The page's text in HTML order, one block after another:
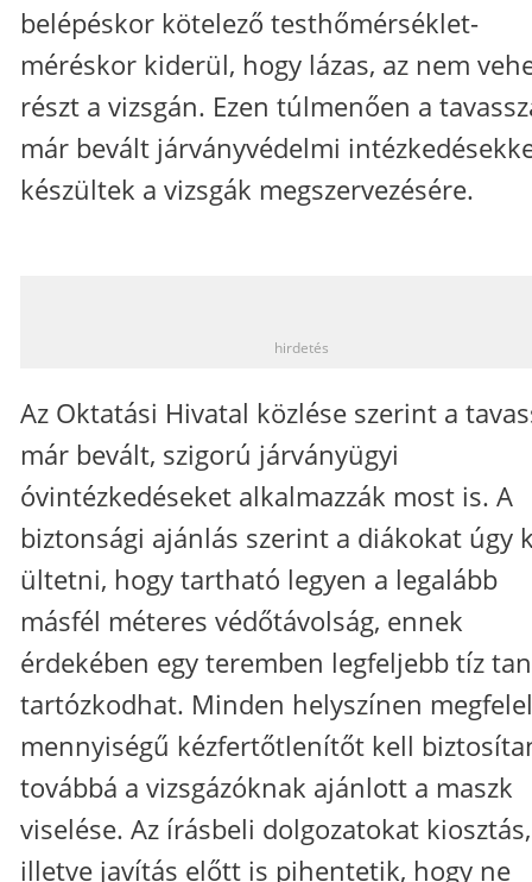
belépéskor kötelező testhőmérséklet-
méréskor kiderül, hogy lázas, az nem
részt a vizsgán. Ezen túlmenően a
már bevált járványvédelmi
készültek a vizsgák megszervezésére.
hirdetés
Az Oktatási Hivatal közlése szerint a
már bevált, szigorú járványügyi
óvintézkedéseket alkalmazzák most is. A
biztonsági ajánlás szerint a diákokat úgy
ültetni, hogy tartható legyen a legalább
másfél méteres védőtávolság, ennek
érdekében egy teremben legfeljebb tíz
tartózkodhat. Minden helyszínen
mennyiségű kézfertőtlenítőt kell
továbbá a vizsgázóknak ajánlott a maszk
viselése. Az írásbeli dolgozatokat kiosztás,
illetve javítás előtt is pihentetik, hogy ne